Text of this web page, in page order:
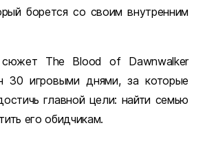
борется со своим внутренним
The Blood of Dawnwalker
30 игровыми днями, за которые
главной цели: найти семью
его обидчикам.